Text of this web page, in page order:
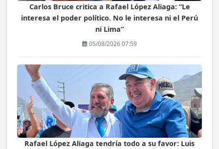
Carlos Bruce critica a Rafael López Aliaga: “Le
interesa el poder político. No le interesa ni el Perú
ni Lima”
05/08/2026 07:59
Rafael López Aliaga tendría todo a su favor: Luis